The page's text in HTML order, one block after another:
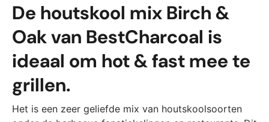
De houtskool mix Birch &
Oak van BestCharcoal is
ideaal om hot & fast mee te
grillen.
Het is een zeer geliefde mix van houtskoolsoorten